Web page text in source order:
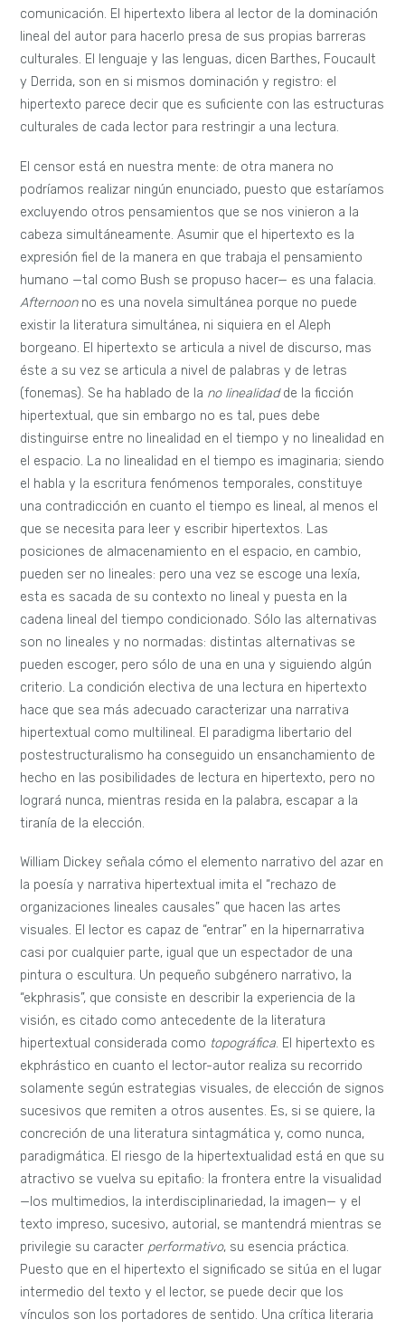
comunicación. El hipertexto libera al lector de la dominación
lineal del autor para hacerlo presa de sus propias barreras
culturales. El lenguaje y las lenguas, dicen Barthes, Foucault
y Derrida, son en si mismos dominación y registro: el
hipertexto parece decir que es suficiente con las estructuras
culturales de cada lector para restringir a una lectura.
El censor está en nuestra mente: de otra manera no
podríamos realizar ningún enunciado, puesto que estaríamos
excluyendo otros pensamientos que se nos vinieron a la
cabeza simultáneamente. Asumir que el hipertexto es la
expresión fiel de la manera en que trabaja el pensamiento
humano —tal como Bush se propuso hacer— es una falacia.
Afternoonno es una novela simultánea porque no puede
existir la literatura simultánea, ni siquiera en el Aleph
borgeano. El hipertexto se articula a nivel de discurso, mas
éste a su vez se articula a nivel de palabras y de letras
(fonemas). Se ha hablado de la no linealidadde la ficción
hipertextual, que sin embargo no es tal, pues debe
distinguirse entre no linealidad en el tiempo y no linealidad en
el espacio. La no linealidad en el tiempo es imaginaria; siendo
el habla y la escritura fenómenos temporales, constituye
una contradicción en cuanto el tiempo es lineal, al menos el
que se necesita para leer y escribir hipertextos. Las
posiciones de almacenamiento en el espacio, en cambio,
pueden ser no lineales: pero una vez se escoge una lexía,
esta es sacada de su contexto no lineal y puesta en la
cadena lineal del tiempo condicionado. Sólo las alternativas
son no lineales y no normadas: distintas alternativas se
pueden escoger, pero sólo de una en una y siguiendo algún
criterio. La condición electiva de una lectura en hipertexto
hace que sea más adecuado caracterizar una narrativa
hipertextual como multilineal. El paradigma libertario del
postestructuralismo ha conseguido un ensanchamiento de
hecho en las posibilidades de lectura en hipertexto, pero no
logrará nunca, mientras resida en la palabra, escapar a la
tiranía de la elección.
William Dickey señala cómo el elemento narrativo del azar en
la poesía y narrativa hipertextual imita el “rechazo de
organizaciones lineales causales” que hacen las artes
visuales. El lector es capaz de “entrar” en la hipernarrativa
casi por cualquier parte, igual que un espectador de una
pintura o escultura. Un pequeño subgénero narrativo, la
“ekphrasis”, que consiste en describir la experiencia de la
visión, es citado como antecedente de la literatura
hipertextual considerada como topográfica. El hipertexto es
ekphrástico en cuanto el lector-autor realiza su recorrido
solamente según estrategias visuales, de elección de signos
sucesivos que remiten a otros ausentes. Es, si se quiere, la
concreción de una literatura sintagmática y, como nunca,
paradigmática. El riesgo de la hipertextualidad está en que su
atractivo se vuelva su epitafio: la frontera entre la visualidad
—los multimedios, la interdisciplinariedad, la imagen— y el
texto impreso, sucesivo, autorial, se mantendrá mientras se
privilegie su caracter performativo, su esencia práctica.
Puesto que en el hipertexto el significado se sitúa en el lugar
intermedio del texto y el lector, se puede decir que los
vínculos son los portadores de sentido. Una crítica literaria